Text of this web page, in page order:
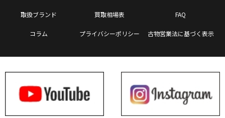
取扱ブランド 買取相場表 FAQ
コラム プライバシーポリシー 古物営業法に基づく表示